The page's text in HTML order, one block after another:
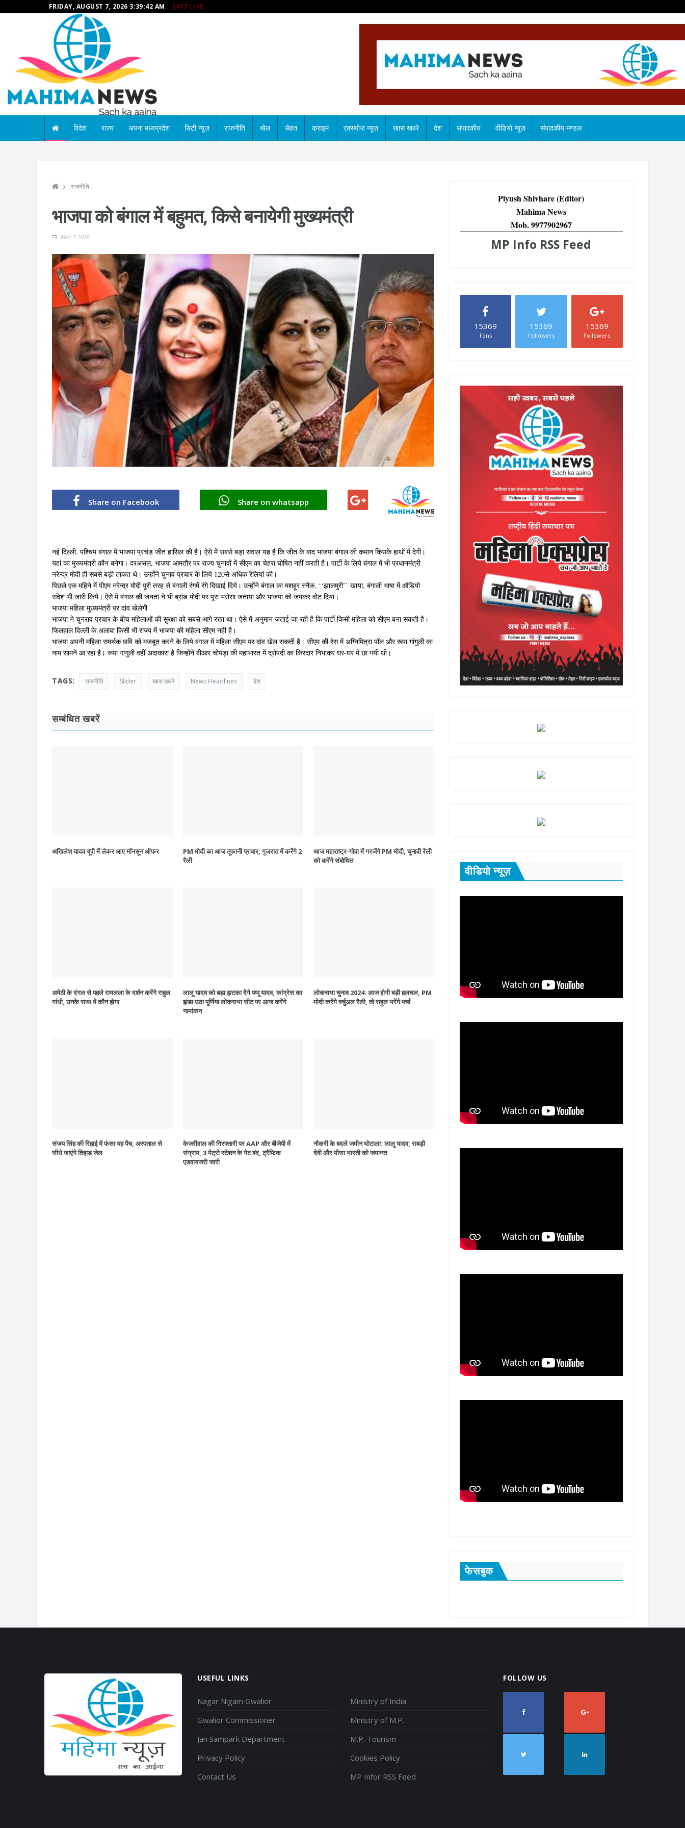
FRIDAY, AUGUST 7, 2026 3:39:43 AM 24X7 LIVE
विदेश राज्य अपना मध्यप्रदेश सिटी न्यूज़ राजनीति खेल सेहत क्राइम एक्सपोज़ न्यूज़ खास खबरे देश संपादकीय वीडियो न्यूज़ संपादकीय मण्डल
राजनीति
भाजपा को बंगाल में बहुमत, किसे बनायेगी मुख्यमंत्री
May 5 2026
Share on Facebook Share on whatsapp
नई दिल्ली. पश्चिम बंगाल में भाजपा प्रचंड जीत हासिल की है। ऐसे में सबसे बड़ा सवाल यह है कि जीत के बाद भाजपा बंगाल की कमान किसके हाथों में देगी।
यहां का मुख्यमंत्री कौन बनेगा। दरअसल, भाजपा आमतौर पर राज्य चुनावों में सीएम का चेहरा घोषित नहीं करती है। पार्टी के लिये बंगाल में भी प्रधानमंत्री
नरेन्द्र मोदी ही सबसे बड़ी ताकत थे। उन्होंने चुनाव प्रचार के लिये 120से अधिक रैलियां की।
पिछले एक महिने में पीएम नरेन्द्र मोदी पूरी तरह से बंगाली रंगमें रंगे दिखाई दिये। उन्होंने बंगाल का मशहूर स्नैक, ‘‘झालमुरी’’ खाया, बंगाली भाषा में ऑडियो
संदेश भी जारी किये। ऐसे में बंगाल की जनता ने भी ब्रांड मोदी पर पूरा भरोसा जताया और भाजपा को जमकर वोट दिया।
भाजपा महिला मुख्यमंत्री पर दांव खेलेगी
भाजपा ने चुनराव प्रचार के बीच महिलाओं की सुरक्षा को सबसे आगे रखा था। ऐसे में अनुमान जताई जा रही है कि पार्टी किसी महिला को सीएम बना सकती है।
फिलहाल दिल्ली के अलावा किसी भी राज्य में भाजपा की महिला सीएम नही है।
भाजपा अपनी महिला समर्थक छवि को मजबूत करने के लिये बंगाल में महिला सीएम पर दांव खेल सकती है। सीएम की रेस में अग्निमित्रा पॉल और रूपा गांगुली का
नाम सामने आ रहा है। रूपा गांगुली वहीं अदाकारा है जिन्होंने बीआर चोपड़ा की महाभारत में द्रोपदी का किरदार निभाकर घर-घर में छा गयी थी।
TAGS: राजनीति Slider खास खबरे News Headlines देश
सम्बंधित खबरें
अखिलेश यादव यूपी में लेकर आए मॉनसून ऑफर
PM मोदी का आज तूफानी प्रचार, गुजरात में करेंगे 2
रैली
आज महाराष्ट्र-गोवा में गरजेंगे PM मोदी, चुनावी रैली
को करेंगे संबोधित
अमेठी के दंगल से पहले रामलला के दर्शन करेंगे राहुल
गांधी, उनके साथ में कौन होगा
लालू यादव को बड़ा झटका देंगे पप्पू यादव, कांग्रेस का
झंडा उठा पूर्णिया लोकसभा सीट पर आज करेंगे
नामांकन
लोकसभा चुनाव 2024: आज होगी बड़ी हलचल, PM
मोदी करेंगे वर्चुअल रैली, तो राहुल भरेंगे पर्चा
संजय सिंह की रिहाई में फंसा यह पेंच, अस्पताल से
सीधे जाएंगे तिहाड़ जेल
केजरीवाल की गिरफ्तारी पर AAP और बीजेपी में
संग्राम, 3 मेट्रो स्टेशन के गेट बंद, ट्रैफिक
एडवायजरी जारी
नौकरी के बदले जमीन घोटाला: लालू यादव, राबड़ी
देवी और मीसा भारती को जमानत
Piyush Shivhare (Editor)
Mahima News
Mob. 9977902967
MP Info RSS Feed
15369
Fans
15369
Followers
15369
Followers
वीडियो न्यूज़
फेसबुक
USEFUL LINKS
Nagar Nigam Gwalior
Gwalior Commissioner
Jan Sampark Department
Privacy Policy
Contact Us
Ministry of India
Ministry of M.P.
M.P. Tourism
Cookies Policy
MP Infor RSS Feed
FOLLOW US